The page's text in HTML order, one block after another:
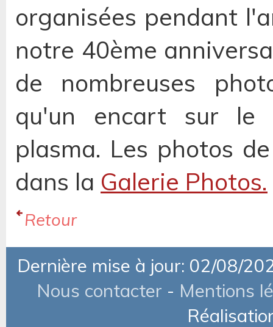
organisées pendant
notre 40ème
de nombreuses
qu'un encart sur le
plasma. Les photos
dans la Galerie Photos.
Retour
Dernière mise à jour: 02/08/
Nous contacter - Mentions